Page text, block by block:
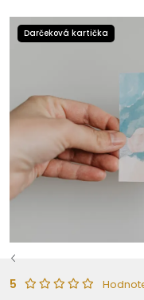
Darčeková kartička
5